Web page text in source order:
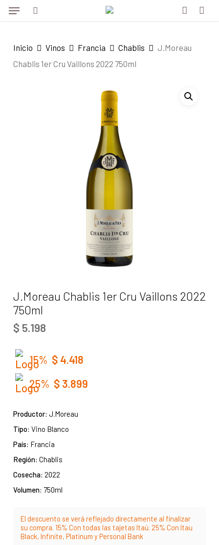
Skip
content
Menu
Inicio Vinos Francia Chablis
J.Moreau
Chablis 1er Cru Vaillons 2022 750ml
J.Moreau Chablis 1er Cru Vaillons 2022
750ml
$ 5.198
15% $ 4.418
25% $ 3.899
Productor: J.Moreau
Tipo: Vino Blanco
País: Francia
Región: Chablis
Cosecha: 2022
Volumen: 750ml
El descuento se verá reflejado directamente al finalizar
su compra. 15% Con todas las tajetas Itaú. 25% Con Itau
Black, Infinite, Platinum y Personal Bank